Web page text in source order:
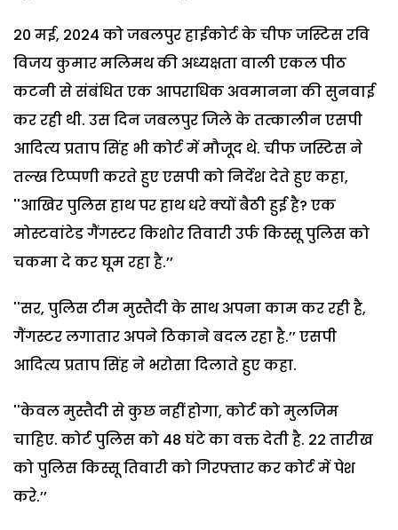
20 मई, 2024 को जबलपुर हाईकोर्ट के चीफ जस्टिस रवि
विजय कुमार मलिमथ की अध्यक्षता वाली एकल पीठ
कटनी से संबंधित एक आपराधिक अवमानना की सुनवाई
कर रही थी. उस दिन जबलपुर जिले के तत्कालीन एसपी
आदित्य प्रताप सिंह भी कोर्ट में मौजूद थे. चीफ जस्टिस ने
तल्ख टिप्पणी करते हुए एसपी को निर्देश देते हुए कहा,
''आखिर पुलिस हाथ पर हाथ धरे क्यों बैठी हुई है? एक
मोस्टवांटेड गैंगस्टर किशोर तिवारी उर्फ किस्सू पुलिस को
चकमा दे कर घूम रहा है.’’
''सर, पुलिस टीम मुस्तैदी के साथ अपना काम कर रही है,
गैंगस्टर लगातार अपने ठिकाने बदल रहा है.’’ एसपी
आदित्य प्रताप सिंह ने भरोसा दिलाते हुए कहा.
''केवल मुस्तैदी से कुछ नहीं होगा, कोर्ट को मुलजिम
चाहिए. कोर्ट पुलिस को 48 घंटे का वक्त देती है. 22 तारीख
को पुलिस किस्सू तिवारी को गिरफ्तार कर कोर्ट में पेश
करे.’’